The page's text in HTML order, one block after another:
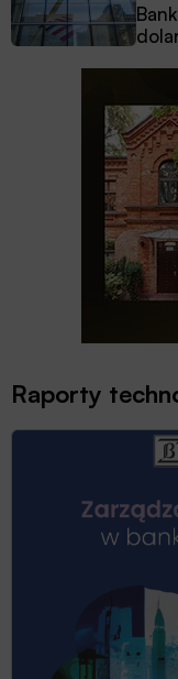
Raporty